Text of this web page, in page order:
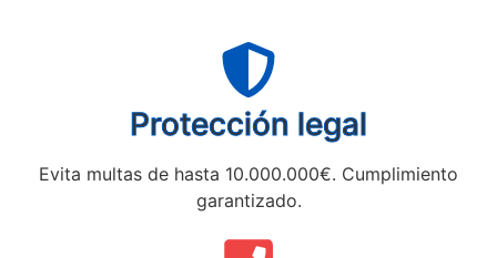
Protección legal
Evita multas de hasta 10.000.000€. Cumplimiento
garantizado.